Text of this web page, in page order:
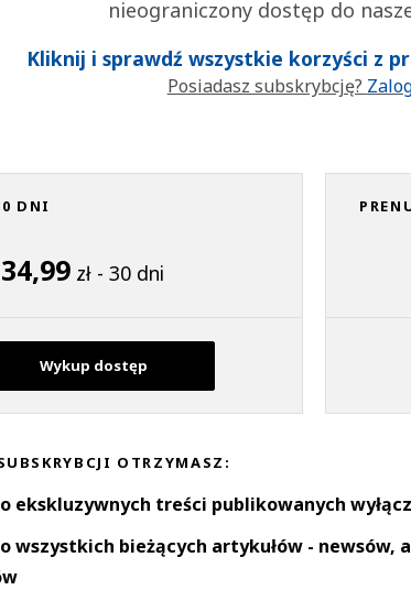
nieograniczony dostęp do
Kliknij i sprawdź wszystkie korzyści z
Posiadasz subskrybcję?
DNI
34,99 zł - 30 dni
Wykup dostęp
OTRZYMASZ:
ekskluzywnych treści publikowanych
wszystkich bieżących artykułów -